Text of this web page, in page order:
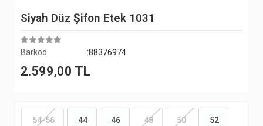
Siyah Düz Şifon Etek 1031
Barkod :88376974
2.599,00 TL
54-56 44 46 48 50 52